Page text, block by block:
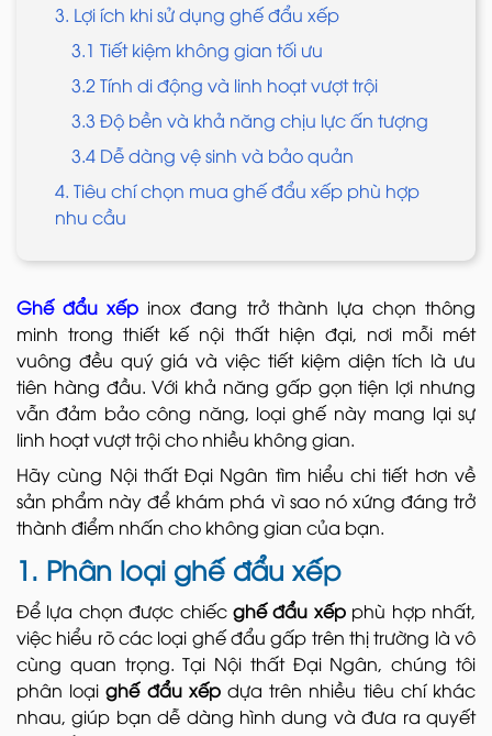
3. Lợi ích khi sử dụng ghế đẩu xếp
3.1 Tiết kiệm không gian tối ưu
3.2 Tính di động và linh hoạt vượt trội
3.3 Độ bền và khả năng chịu lực ấn tượng
3.4 Dễ dàng vệ sinh và bảo quản
4. Tiêu chí chọn mua ghế đẩu xếp phù hợp
nhu cầu
Ghế đẩu xếp inox đang trở thành lựa chọn thông
minh trong thiết kế nội thất hiện đại, nơi mỗi mét
vuông đều quý giá và việc tiết kiệm diện tích là ưu
tiên hàng đầu. Với khả năng gấp gọn tiện lợi nhưng
vẫn đảm bảo công năng, loại ghế này mang lại sự
linh hoạt vượt trội cho nhiều không gian.
Hãy cùng Nội thất Đại Ngân tìm hiểu chi tiết hơn về
sản phẩm này để khám phá vì sao nó xứng đáng trở
thành điểm nhấn cho không gian của bạn.
1. Phân loại ghế đẩu xếp
Để lựa chọn được chiếc ghế đẩu xếpphù hợp nhất,
việc hiểu rõ các loại ghế đẩu gấp trên thị trường là vô
cùng quan trọng. Tại Nội thất Đại Ngân, chúng tôi
phân loại ghế đẩu xếpdựa trên nhiều tiêu chí khác
nhau, giúp bạn dễ dàng hình dung và đưa ra quyết